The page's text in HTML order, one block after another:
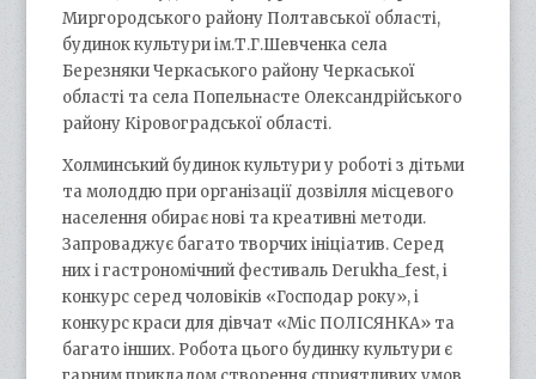
Миргородського району Полтавської області,
будинок культури ім.Т.Г.Шевченка села
Березняки Черкаського району Черкаської
області та села Попельнасте Олександрійського
району Кіровоградської області.
Холминський будинок культури у роботі з дітьми
та молоддю при організації дозвілля місцевого
населення обирає нові та креативні методи.
Запроваджує багато творчих ініціатив. Серед
них і гастрономічний фестиваль Derukha_fest, і
конкурс серед чоловіків «Господар року», і
конкурс краси для дівчат «Міс ПОЛІСЯНКА» та
багато інших. Робота цього будинку культури є